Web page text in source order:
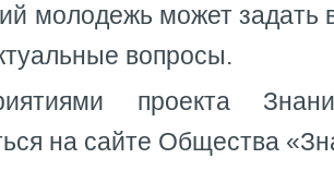
молодежь может задать
вопросы.
проекта
на сайте Общества